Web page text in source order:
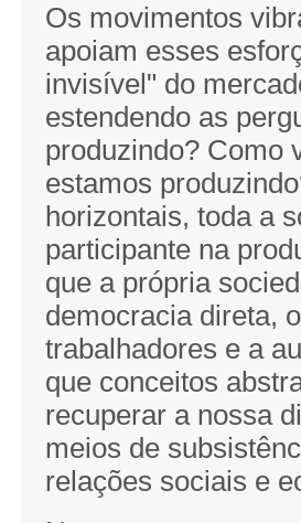
Os movimentos
apoiam esses
invisível" do
estendendo as
produzindo? Como
estamos
horizontais, toda a
participante na
que a própria
democracia direta,
trabalhadores e a
que conceitos
recuperar a nossa
meios de
relações sociais e